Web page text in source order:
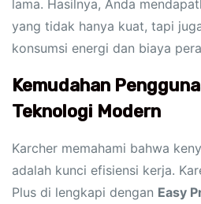
lama. Hasilnya, Anda
yang tidak hanya kuat, tapi
konsumsi energi dan biaya
Kemudahan
Teknologi Modern
Karcher memahami bahwa
adalah kunci efisiensi kerja.
Plus di lengkapi dengan Easy